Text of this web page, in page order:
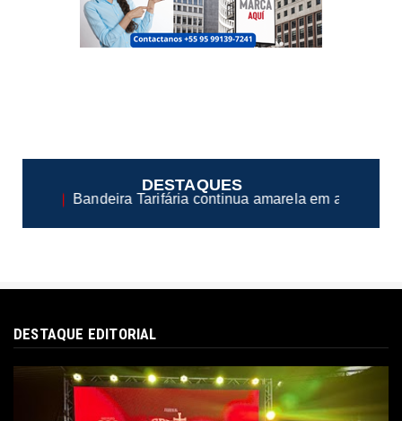
DESTAQUES
amarela em agosto ● Portal de Serviços
DESTAQUE EDITORIAL